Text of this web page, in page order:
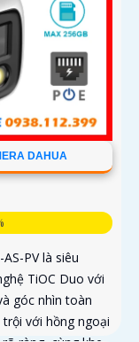
DAHUA
PV là siêu
TiOC Duo với
góc nhìn toàn
với hồng ngoại